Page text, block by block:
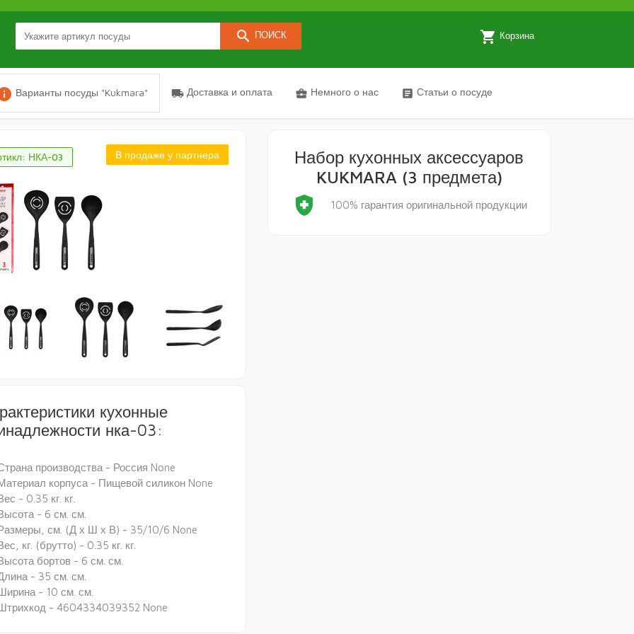
search ПОИСК local_grocery_store Корзина
Варианты посуды "Kukmara" local_shipping Доставка и оплата business_center Немного о нас article Статьи о посуде
НКА-03 В продаже у партнера
Набор кухонных аксессуаров
KUKMARA (3 предмета)
health_and_safety 100% гарантия оригинальной продукции
кухонные
нка-03:
производства - Россия None
корпуса - Пищевой силикон None
- 0.35 кг. кг.
- 6 см. см.
см. (Д х Ш х В) - 35/10/6 None
кг. (брутто) - 0.35 кг. кг.
бортов - 6 см. см.
- 35 см. см.
- 10 см. см.
- 4604334039352 None